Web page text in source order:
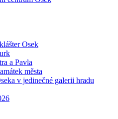
Osek
a Pavla
města
v jedinečné galerii hradu